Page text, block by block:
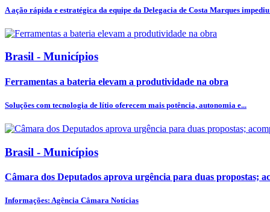
A ação rápida e estratégica da equipe da Delegacia de Costa Marques impediu
Brasil - Municípios
Ferramentas a bateria elevam a produtividade na obra
Soluções com tecnologia de lítio oferecem mais potência, autonomia e...
Brasil - Municípios
Câmara dos Deputados aprova urgência para duas propostas;
Informações: Agência Câmara Notícias